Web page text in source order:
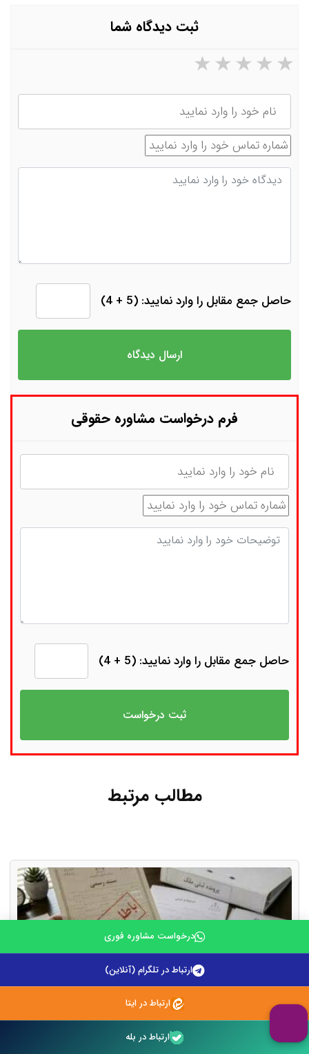
ثبت دیدگاه شما
۵ ستاره از ۵ ۴ ستاره از ۵ ۳ ستاره از ۵ ۲ ستاره از ۵
نام
شماره تماس
دیدگاه
حاصل جمع مقابل را وارد نمایید: (5 + 4)
فرم درخواست مشاوره حقوقی
نام
شماره تماس
توضیحات
حاصل جمع مقابل را وارد نمایید: (5 + 4)
مطالب مرتبط
ابطال سند رسمی به علت جعل
درخواست مشاوره فوری
ارتباط در تلگرام (آنلاین)
ارتباط در ایتا
ارتباط در بله